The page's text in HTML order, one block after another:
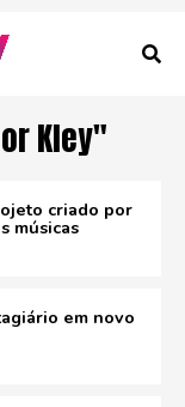
Kley"
criado por
músicas
em novo